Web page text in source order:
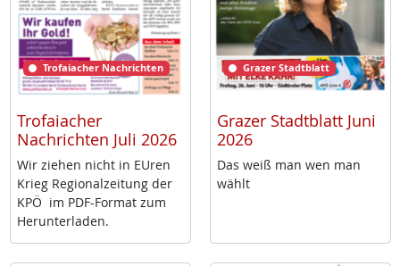
Trofaiacher Nachrichten
Trofaiacher
Nachrichten Juli 2026
Wir zie­hen nicht in EU­ren
Krieg Re­gio­nal­zei­tung der
KPÖ im PDF-For­mat zum
Her­un­ter­la­den.
Grazer Stadtblatt
Grazer Stadtblatt Juni
2026
Das weiß man wen man
wählt